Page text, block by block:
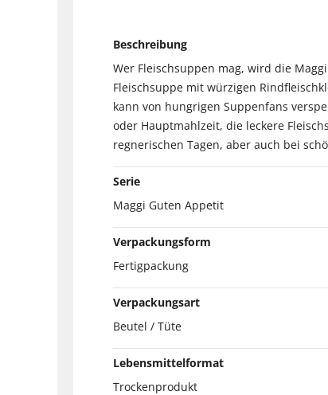
Beschreibung
Wer Fleischsuppen mag, wird die
Fleischsuppe mit würzigen
kann von hungrigen Suppenfans
oder Hauptmahlzeit, die leckere
regnerischen Tagen, aber auch bei
Serie
Maggi Guten Appetit
Verpackungsform
Fertigpackung
Verpackungsart
Beutel / Tüte
Lebensmittelformat
Trockenprodukt